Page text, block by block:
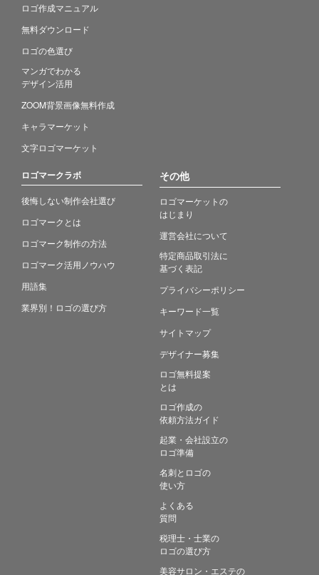
ロゴ作成マニュアル
無料ダウンロード
ロゴの色選び
マンガでわかる
デザイン活用
ZOOM背景画像無料作成
キャラマーケット
文字ロゴマーケット
ロゴマークラボ
後悔しない制作会社選び
ロゴマークとは
ロゴマーク制作の方法
ロゴマーク活用ノウハウ
用語集
業界別！ロゴの選び方
その他
ロゴマーケットの
はじまり
運営会社について
特定商品取引法に
基づく表記
プライバシーポリシー
キーワード一覧
サイトマップ
デザイナー募集
ロゴ無料提案
とは
ロゴ作成の
依頼方法ガイド
起業・会社設立の
ロゴ準備
名刺とロゴの
使い方
よくある
質問
税理士・士業の
ロゴの選び方
美容サロン・エステの